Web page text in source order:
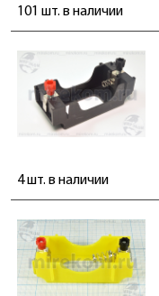
101 шт. в наличии
4 шт. в наличии